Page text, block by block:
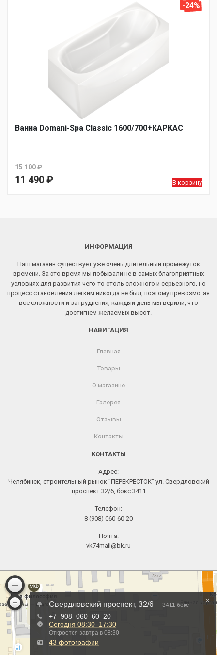
-24%
Ванна Domani-Spa Classic 1600/700+КАРКАС
15 100₽
Первоначальная
11 490 ₽
В корзину
ИНФОРМАЦИЯ
Наш магазин существует уже очень длительный промежуток
времени. За это время мы побывали не в самых благоприятных
условиях для развития чего-то столь сложного и серьезного, но
процесс становления легким никогда не был, поэтому превозмогая
все сложности и затруднения, каждый день мы верили, что
достигнем желаемых высот.
НАВИГАЦИЯ
Главная
Товары
О магазине
Галерея
Отзывы
Контакты
КОНТАКТЫ
Адрес:
Челябинск, строительный рынок "ПЕРЕКРЕСТОК" ул. Свердловский
проспект 32/6, бокс 3411
Телефон:
8 (908) 060-60-20
Почта:
vk74mail@bk.ru